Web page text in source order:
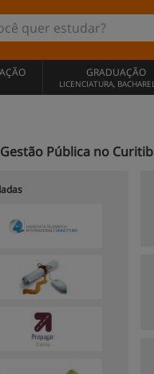
GRADUAÇÃO
LICENCIATURA,
Pública no